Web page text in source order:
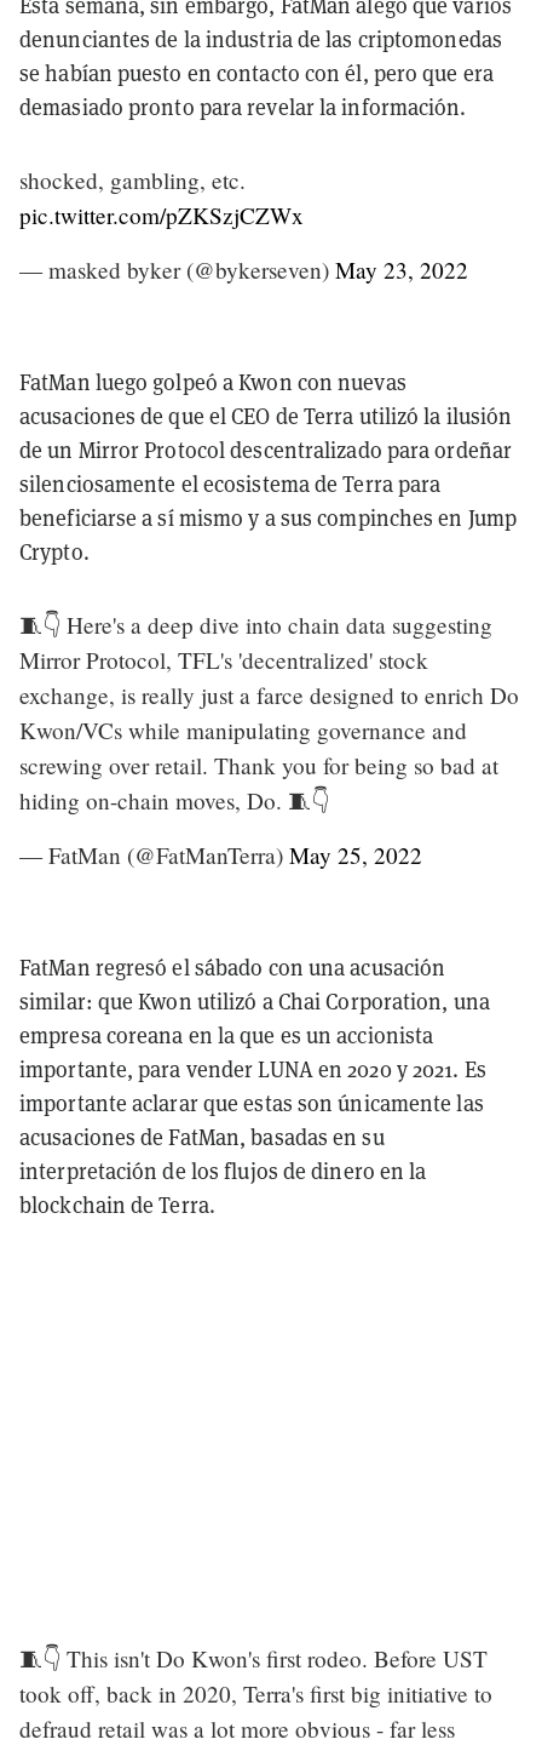
denunciantes de la industria de las criptomonedas
se habían puesto en contacto con él, pero que era
demasiado pronto para revelar la información.
shocked, gambling, etc.
pic.twitter.com/pZKSzjCZWx
— masked byker (@bykerseven) May 23, 2022
FatMan luego golpeó a Kwon con nuevas
acusaciones de que el CEO de Terra utilizó la ilusión
de un Mirror Protocol descentralizado para ordeñar
silenciosamente el ecosistema de Terra para
beneficiarse a sí mismo y a sus compinches en Jump
Crypto.
🧵👇 Here's a deep dive into chain data suggesting
Mirror Protocol, TFL's 'decentralized' stock
exchange, is really just a farce designed to enrich Do
Kwon/VCs while manipulating governance and
screwing over retail. Thank you for being so bad at
hiding on-chain moves, Do. 🧵👇
— FatMan (@FatManTerra) May 25, 2022
FatMan regresó el sábado con una acusación
similar: que Kwon utilizó a Chai Corporation, una
empresa coreana en la que es un accionista
importante, para vender LUNA en 2020 y 2021. Es
importante aclarar que estas son únicamente las
acusaciones de FatMan, basadas en su
interpretación de los flujos de dinero en la
blockchain de Terra.
🧵👇 This isn't Do Kwon's first rodeo. Before UST
took off, back in 2020, Terra's first big initiative to
defraud retail was a lot more obvious - far less